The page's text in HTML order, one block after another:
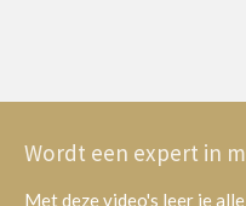
Wordt een expert in
Met deze video's leer je